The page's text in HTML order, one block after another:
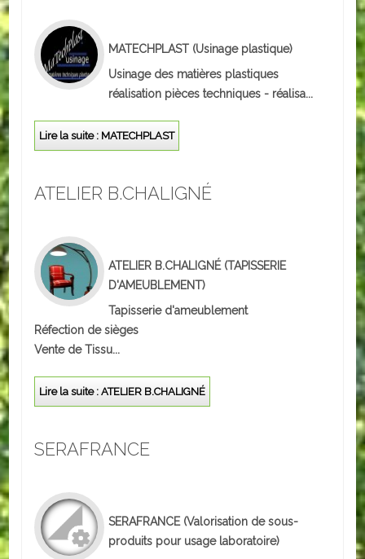
Santé
Social
Culturel
Divers
Arrêtes en cours
ECOLES
Ecole publique
Ecole privée
Sportives
Culturelles
Parents d'élèves
MATECHPLAST (Usinage plastique)
Usinage des matières plastiques
réalisation pièces techniques - réalisa...
Lire la suite : MATECHPLAST
ATELIER B.CHALIGNÉ
ATELIER B.CHALIGNÉ (TAPISSERIE
D'AMEUBLEMENT)
Tapisserie d'ameublement
Réfection de sièges
Vente de Tissu...
Lire la suite : ATELIER B.CHALIGNÉ
SERAFRANCE
SERAFRANCE (Valorisation de sous-
produits pour usage laboratoire)